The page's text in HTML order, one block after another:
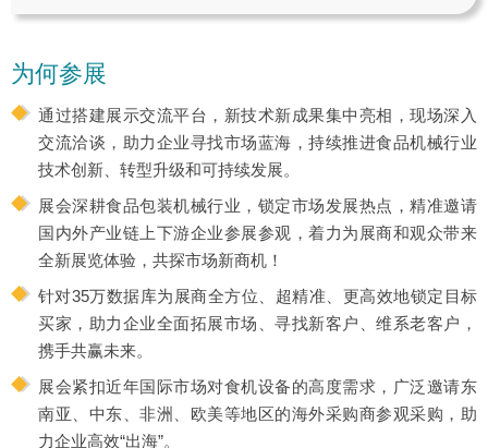
为何参展
通过搭建展示交流平台，新技术新成果集中亮相，现场深入
交流洽谈，助力企业寻找市场蓝海，持续推进食品机械行业
技术创新、转型升级和可持续发展。
展会深耕食品包装机械行业，锁定市场发展热点，精准邀请
国内外产业链上下游企业参展参观，着力为展商和观众带来
全新展览体验，共探市场新商机！
针对35万数据库为展商全方位、超精准、更高效地锁定目标
买家，助力企业全面拓展市场、寻找新客户、维系老客户，
携手共赢未来。
展会紧扣近年国际市场对食机设备的高度需求，广泛邀请东
南亚、中东、非洲、欧美等地区的海外采购商参观采购，助
力企业高效“出海”。